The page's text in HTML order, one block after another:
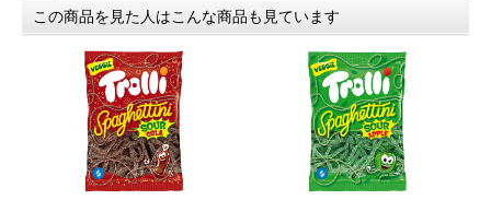
この商品を見た人はこんな商品も見ています